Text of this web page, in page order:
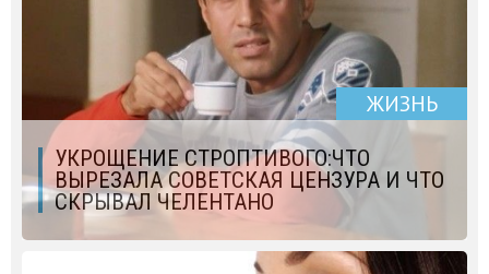
ЖИЗНЬ
УКРОЩЕНИЕ СТРОПТИВОГО:ЧТО
ВЫРЕЗАЛА СОВЕТСКАЯ ЦЕНЗУРА И ЧТО
СКРЫВАЛ ЧЕЛЕНТАНО